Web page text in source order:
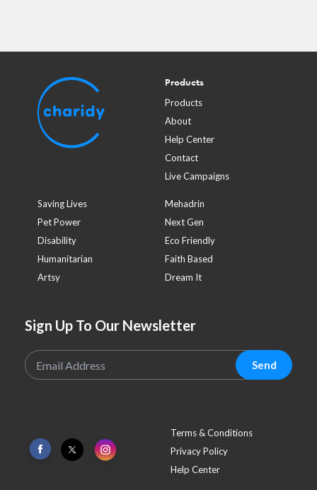
Products
Products
About
Help Center
Contact
Live Campaigns
Saving Lives
Mehadrin
Pet Power
Next Gen
Disability
Eco Friendly
Humanitarian
Faith Based
Artsy
Dream It
Sign Up To Our Newsletter
Send
Terms & Conditions
Privacy Policy
Help Center